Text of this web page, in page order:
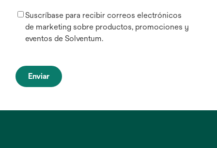
Suscríbase para recibir correos electrónicos
de marketing sobre productos, promociones y
eventos de Solventum.
Enviar